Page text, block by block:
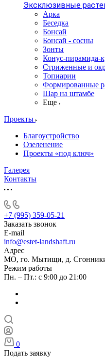
Эксклюзивные
Арка
Беседка
Бонсай
Бонсай - сосны
Зонты
Конус-пирамида-
Стриженные и
Топиарии
Формированные
Шар на штамбе
Еще
Проекты
Благоустройство
Озеленение
Проекты «под ключ»
Галерея
Контакты
+7 (995) 359-05-21
Заказать звонок
E-mail
info@estet-landshaft.ru
Адрес
МО, го. Мытищи, д.
Режим работы
Пн. – Пт.: с 9:00 до 21:00
0
Подать заявку